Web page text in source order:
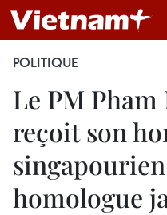
POLITIQUE
Le PM
reçoit son
homologue